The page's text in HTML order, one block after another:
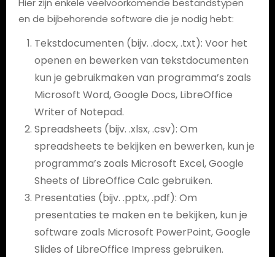
Hier zijn enkele veelvoorkomende bestandstypen
en de bijbehorende software die je nodig hebt:
Tekstdocumenten (bijv. .docx, .txt): Voor het
openen en bewerken van tekstdocumenten
kun je gebruikmaken van programma’s zoals
Microsoft Word, Google Docs, LibreOffice
Writer of Notepad.
Spreadsheets (bijv. .xlsx, .csv): Om
spreadsheets te bekijken en bewerken, kun je
programma’s zoals Microsoft Excel, Google
Sheets of LibreOffice Calc gebruiken.
Presentaties (bijv. .pptx, .pdf): Om
presentaties te maken en te bekijken, kun je
software zoals Microsoft PowerPoint, Google
Slides of LibreOffice Impress gebruiken.